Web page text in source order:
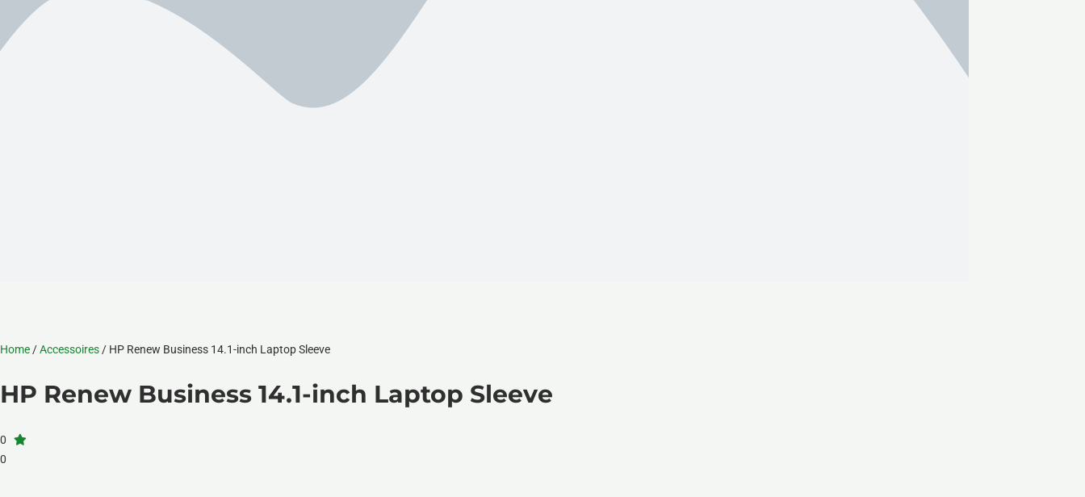
Home /Accessoires / HP Renew Business 14.1-inch Laptop Sleeve
HP Renew Business 14.1-inch Laptop Sleeve
0
0